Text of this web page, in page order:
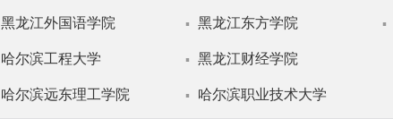
黑龙江外国语学院 ▪ 黑龙江东方学院 ▪
哈尔滨工程大学 ▪ 黑龙江财经学院
哈尔滨远东理工学院 ▪ 哈尔滨职业技术大学